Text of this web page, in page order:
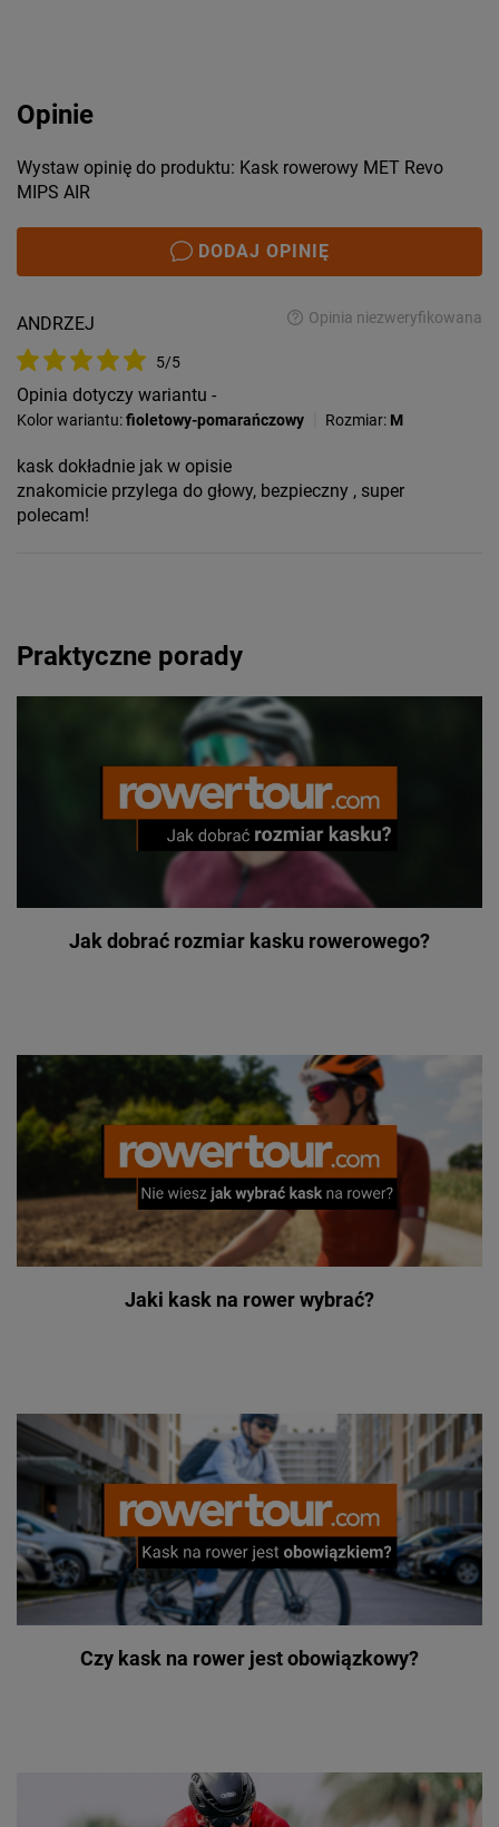
Opinie
Wystaw opinię do produktu: Kask rowerowy MET Revo
MIPS AIR
DODAJ OPINIĘ
ANDRZEJ
5/5
Opinia niezweryfikowana
Opinia dotyczy wariantu -
Kolor wariantu:fioletowy-pomarańczowy Rozmiar: M
kask dokładnie jak w opisie
znakomicie przylega do głowy, bezpieczny , super
polecam!
Praktyczne porady
Jak dobrać rozmiar kasku rowerowego?
Jaki kask na rower wybrać?
Czy kask na rower jest obowiązkowy?